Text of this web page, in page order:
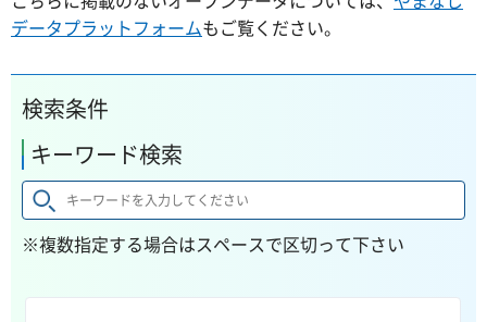
データプラットフォームもご覧ください。
検索条件
キーワード検索
※複数指定する場合はスペースで区切って下さい